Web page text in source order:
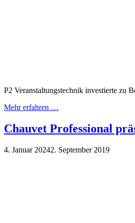
P2 Veranstaltungstechnik investierte zu
Mehr erfahren …
Chauvet Professional
4. Januar 20242. September 2019